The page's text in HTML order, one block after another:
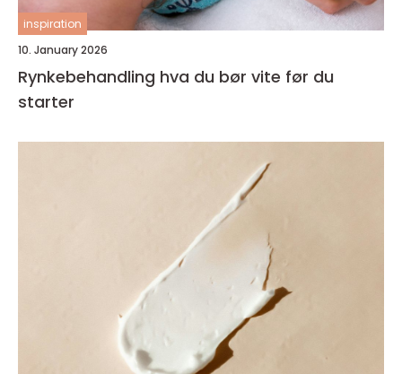
inspiration
10. January 2026
Rynkebehandling hva du bør vite før du
starter